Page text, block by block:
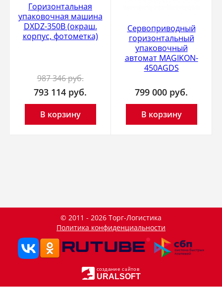
Горизонтальная
упаковочная машина
DXDZ-350B (окраш.
корпус, фотометка)
987 346руб.
793 114 руб.
В корзину
Сервоприводный
горизонтальный
упаковочный
автомат MAGIKON-
450AGDS
799 000 руб.
В корзину
© 2011 - 2026 Торг-Логистика
Политика конфиденциальности
создание сайтов
URALSOFT